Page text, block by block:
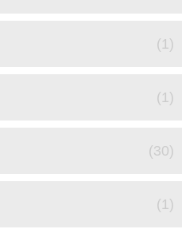
(1)
(1)
(30)
(1)